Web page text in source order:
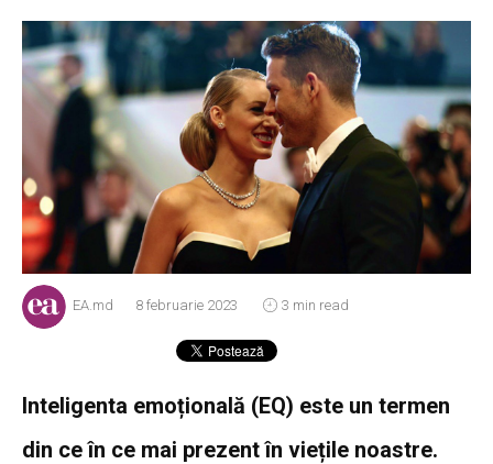
EA.md 8 februarie 2023 3 min read
Inteligenta emoțională (EQ) este un termen
din ce în ce mai prezent în viețile noastre.